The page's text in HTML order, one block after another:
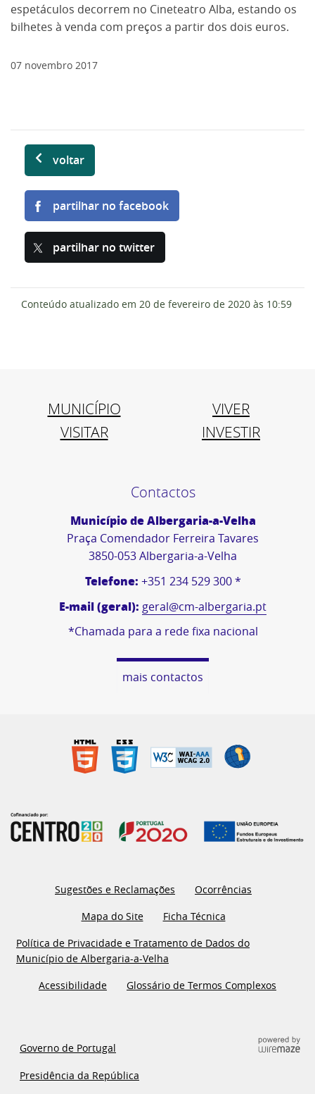
espetáculos decorrem no Cineteatro Alba, estando os
bilhetes à venda com preços a partir dos dois euros.
07 novembro 2017
voltar
partilhar no facebook
partilhar no twitter
Conteúdo atualizado em 20 de fevereiro de 2020 às 10:59
MUNICÍPIO
VIVER
VISITAR
INVESTIR
Contactos
Município de Albergaria-a-Velha
Praça Comendador Ferreira Tavares
3850-053 Albergaria-a-Velha
Telefone: +351 234 529 300 *
E-mail (geral): geral@cm-albergaria.pt
*Chamada para a rede fixa nacional
mais contactos
Sugestões e Reclamações
Ocorrências
Mapa do Site
Ficha Técnica
Política de Privacidade e Tratamento de Dados do
Município de Albergaria-a-Velha
Acessibilidade
Glossário de Termos Complexos
Governo de Portugal
Presidência da República